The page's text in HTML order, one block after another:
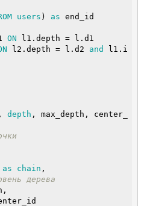
users ) as end_id
ON l1.depth = l.d1
l2.depth = l.d2 and
l1.i
, depth , max_depth, center_
as chain ,
дерева